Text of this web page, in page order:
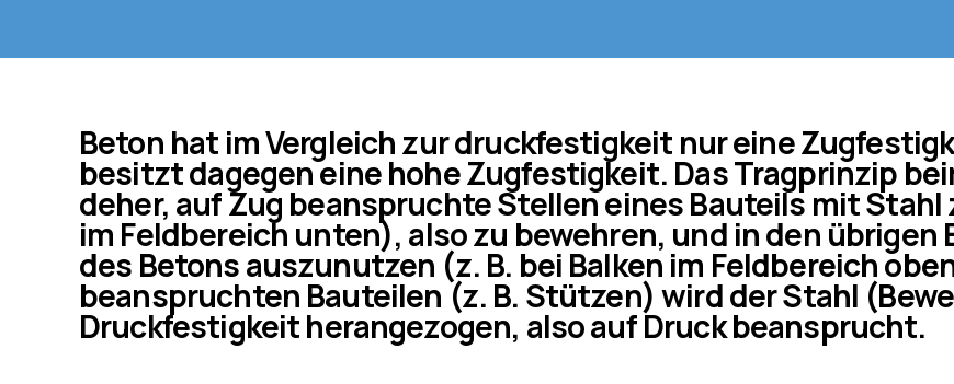
Beton hat im Vergleich zur druckfestigkeit nur eine
besitzt dagegen eine hohe Zugfestigkeit. Das Tragprinzip
deher, auf Zug beanspruchte Stellen eines Bauteils mit Stahl
im Feldbereich unten), also zu bewehren, und in den
des Betons auszunutzen (z. B. bei Balken im Feldbereich
beanspruchten Bauteilen (z. B. Stützen) wird der Stahl
Druckfestigkeit herangezogen, also auf Druck beansprucht.